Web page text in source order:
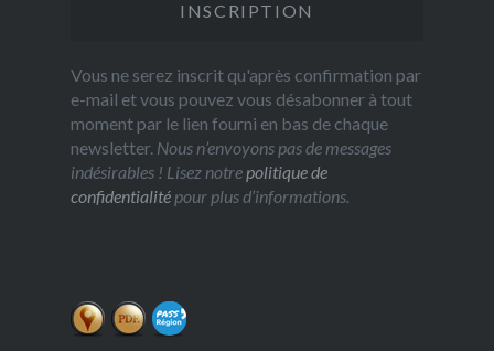
Vous ne serez inscrit qu'après confirmation par
e-mail et vous pouvez vous désabonner à tout
moment par le lien fourni en bas de chaque
newsletter. Nous n’envoyons pas de messages
indésirables ! Lisez notrepolitique de
confidentialitépour plus d’informations.